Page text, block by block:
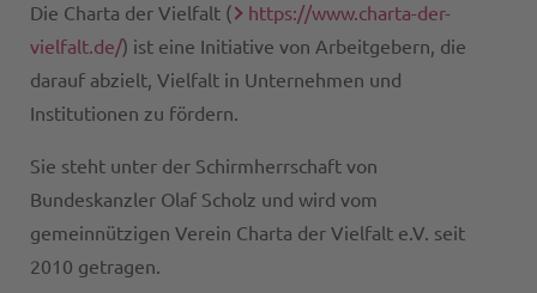
Die Charta der Vielfalt (
https://www.charta-der-
vielfalt.de/) ist eine Initiative von Arbeitgebern, die
darauf abzielt, Vielfalt in Unternehmen und
Institutionen zu fördern.
Sie steht unter der Schirmherrschaft von
Bundeskanzler Olaf Scholz und wird vom
gemeinnützigen Verein Charta der Vielfalt e.V. seit
2010 getragen.